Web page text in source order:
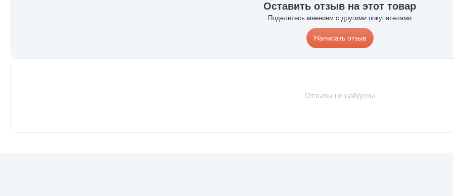
Оставить отзыв на этот товар
Поделитесь мнением с другими покупателями
Написать отзыв
Отзывы не найдены